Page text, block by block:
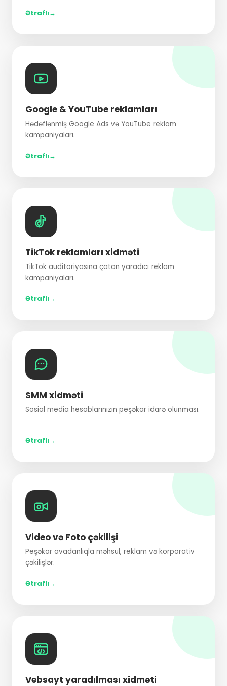
Ətraflı
Google & YouTube reklamları
Hədəflənmiş Google Ads və YouTube reklam
kampaniyaları.
Ətraflı
TikTok reklamları xidməti
TikTok auditoriyasına çatan yaradıcı reklam
kampaniyaları.
Ətraflı
SMM xidməti
Sosial media hesablarınızın peşəkar idarə olunması.
Ətraflı
Video və Foto çəkilişi
Peşəkar avadanlıqla məhsul, reklam və korporativ
çəkilişlər.
Ətraflı
Vebsayt yaradılması xidməti